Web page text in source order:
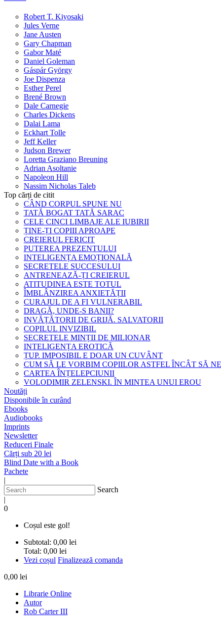
Robert T. Kiyosaki
Jules Verne
Jane Austen
Gary Chapman
Gabor Maté
Daniel Goleman
Gáspár György
Joe Dispenza
Esther Perel
Brené Brown
Dale Carnegie
Charles Dickens
Dalai Lama
Eckhart Tolle
Jeff Keller
Judson Brewer
Loretta Graziano Breuning
Adrian Asoltanie
Napoleon Hill
Nassim Nicholas Taleb
Top cărți de citit
CÂND CORPUL SPUNE NU
TATĂ BOGAT TATĂ SARAC
CELE CINCI LIMBAJE ALE IUBIRII
ȚINE-ȚI COPIII APROAPE
CREIERUL FERICIT
PUTEREA PREZENTULUI
INTELIGENȚA EMOȚIONALĂ
SECRETELE SUCCESULUI
ANTRENEAZĂ-ȚI CREIERUL
ATITUDINEA ESTE TOTUL
ÎMBLÂNZIREA ANXIETĂȚII
CURAJUL DE A FI VULNERABIL
DRAGĂ, UNDE-S BANII?
INVĂȚĂTORII DE GRIJĂ. SALVATORII
COPILUL INVIZIBIL
SECRETELE MINȚII DE MILIONAR
INTELIGENȚA EROTICĂ
ȚUP. IMPOSIBIL E DOAR UN CUVÂNT
CUM SĂ LE VORBIM COPIILOR ASTFEL ÎNCÂT SĂ
CARTEA ÎNȚELEPCIUNII
VOLODIMIR ZELENSKI. ÎN MINTEA UNUI EROU
Noutăți
Disponibile în curând
Ebooks
Audiobooks
Imprints
Newsletter
Reduceri Finale
Cărți sub 20 lei
Blind Date with a Book
Pachete
|
Search
|
0
Coșul este gol!
Subtotal: 0,00 lei
Total: 0,00 lei
Vezi coșul Finalizează comanda
0,00 lei
Librarie Online
Autor
Rob Carter III